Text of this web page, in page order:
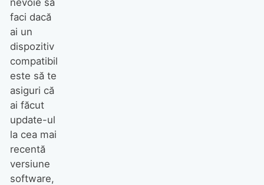
faci dacă
ai un
dispozitiv
compatibil
este să te
asiguri că
ai făcut
update-ul
la cea mai
recentă
versiune
software,